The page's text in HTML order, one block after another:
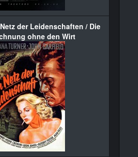
der Leidenschaften / Die
ohne den Wirt